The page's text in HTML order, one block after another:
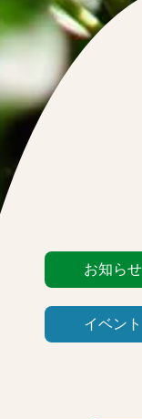
お知らせ
イベント